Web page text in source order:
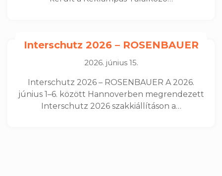
Interschutz 2026 – ROSENBAUER
2026. június 15.
Interschutz 2026 – ROSENBAUER A 2026.
június 1–6. között Hannoverben megrendezett
Interschutz 2026 szakkiállításon a…